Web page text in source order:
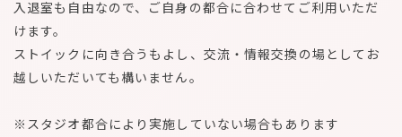
入退室も自由なので、ご自身の都合に合わせてご利用いただ
けます。
ストイックに向き合うもよし、交流・情報交換の場としてお
越しいただいても構いません。
※スタジオ都合により実施していない場合もあります